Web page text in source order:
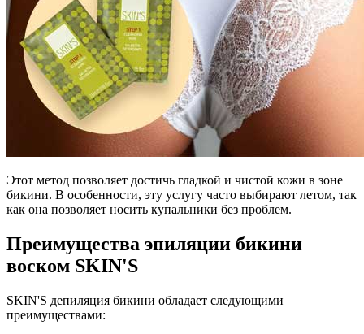
Этот метод позволяет достичь гладкой и чистой кожи в зоне
бикини. В особенности, эту услугу часто выбирают летом, так
как она позволяет носить купальники без проблем.
Преимущества эпиляции бикини
воском SKIN'S
SKIN'S депиляция бикини обладает следующими
преимуществами: